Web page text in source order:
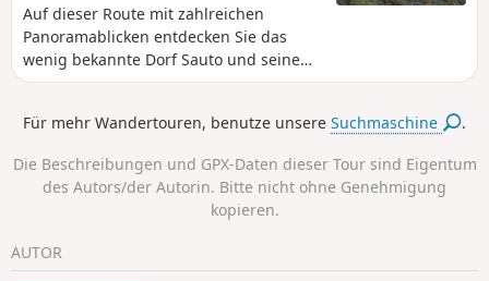
Auf dieser Route mit zahlreichen
Panoramablicken entdecken Sie das
wenig bekannte Dorf Sauto und seine
Umgebung.
Für mehr Wandertouren, benutze unsereSuchmaschine .
Die Beschreibungen und GPX-Daten dieser Tour sind Eigentum
des Autors/der Autorin. Bitte nicht ohne Genehmigung
kopieren.
AUTOR